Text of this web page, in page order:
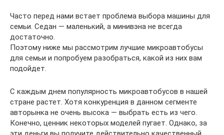
Часто перед нами встает проблема выбора машины для
семьи. Седан — маленький, а минивэна не всегда
достаточно.
Поэтому ниже мы рассмотрим лучшие микроавтобусы
для семьи и попробуем разобраться, какой из них вам
подойдет.
С каждым днем популярность микроавтобусов в нашей
стране растет. Хотя конкуренция в данном сегменте
авторынка не очень высока — выбрать есть из чего.
Конечно, ценник некоторых моделей пугает. Однако, за